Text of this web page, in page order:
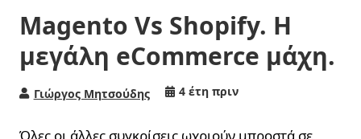
Magento Vs Shopify. Η
μεγάλη eCommerce μάχη.
Γιώργος Μητσούδης 4 έτη πριν
Όλες οι άλλες συγκρίσεις ωχριούν μπροστά σε